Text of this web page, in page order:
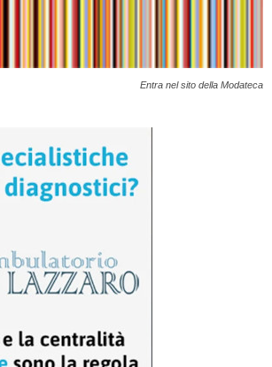
Entra nel sito della Modateca